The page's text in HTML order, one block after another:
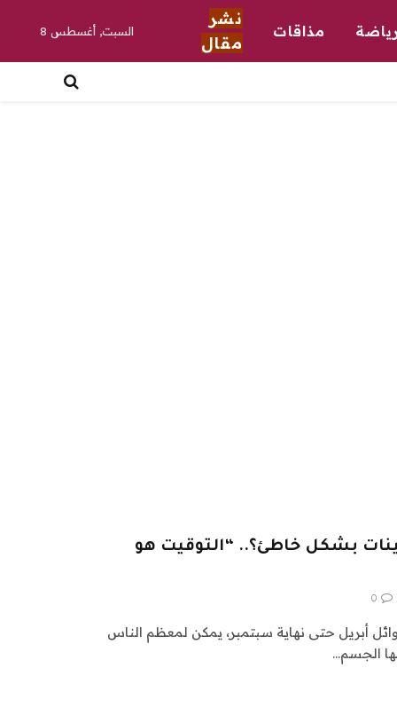
مذاقات
نشر
مقال
السبت, أغسطس 8
بشكل خاطئ؟.. “التوقيت هو
0
أبريل حتى نهاية سبتمبر، يمكن لمعظم الناس
الجسم…